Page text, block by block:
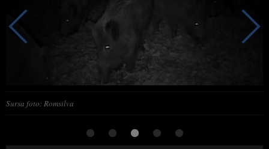
Sursa foto: Romsilva